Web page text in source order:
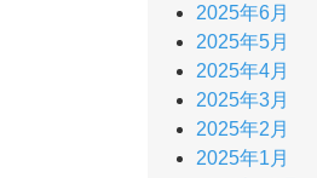
2025年6月
2025年5月
2025年4月
2025年3月
2025年2月
2025年1月